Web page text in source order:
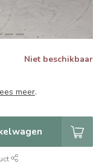
Niet beschikbaar
meer.